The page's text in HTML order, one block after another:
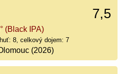
7,5
(Black IPA)
8, celkový dojem: 7
(2026)